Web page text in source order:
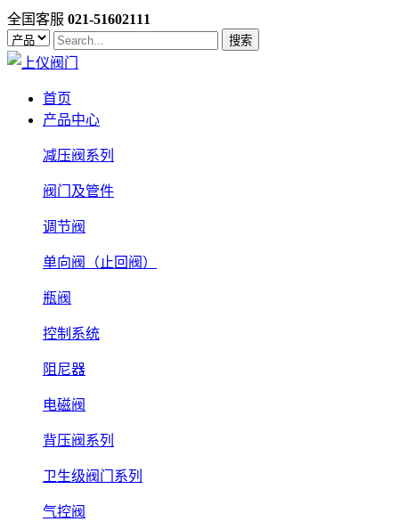
全国客服 021-51602111
搜索
首页
产品中心
减压阀系列
阀门及管件
调节阀
单向阀（止回阀）
瓶阀
控制系统
阻尼器
电磁阀
背压阀系列
卫生级阀门系列
气控阀